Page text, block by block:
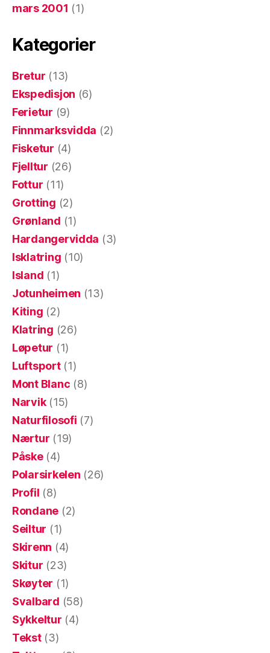
mars 2001 (1)
Kategorier
Bretur (13)
Ekspedisjon (6)
Ferietur (9)
Finnmarksvidda (2)
Fisketur (4)
Fjelltur (26)
Fottur (11)
Grotting (2)
Grønland (1)
Hardangervidda (3)
Isklatring (10)
Island (1)
Jotunheimen (13)
Kiting (2)
Klatring (26)
Løpetur (1)
Luftsport(1)
Mont Blanc (8)
Narvik(15)
Naturfilosofi (7)
Nærtur (19)
Påske(4)
Polarsirkelen (26)
Profil (8)
Rondane (2)
Seiltur (1)
Skirenn (4)
Skitur (23)
Skøyter (1)
Svalbard (58)
Sykkeltur (4)
Tekst(3)